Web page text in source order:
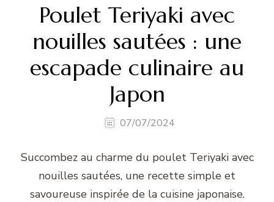
Poulet Teriyaki avec
nouilles sautées : une
escapade culinaire au
Japon
07/07/2024
Succombez au charme du poulet Teriyaki avec
nouilles sautées, une recette simple et
savoureuse inspirée de la cuisine japonaise.